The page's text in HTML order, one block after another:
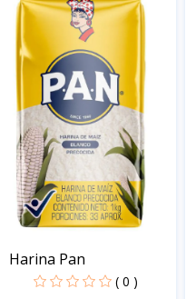
Harina Pan
( 0 )